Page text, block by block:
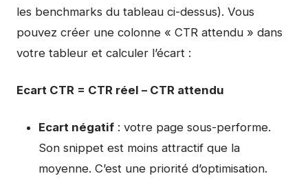
les benchmarks du tableau ci-dessus). Vous
pouvez créer une colonne « CTR attendu » dans
votre tableur et calculer l’écart :
Ecart CTR = CTR réel – CTR attendu
Ecart négatif : votre page sous-performe.
Son snippet est moins attractif que la
moyenne. C’est une priorité d’optimisation.